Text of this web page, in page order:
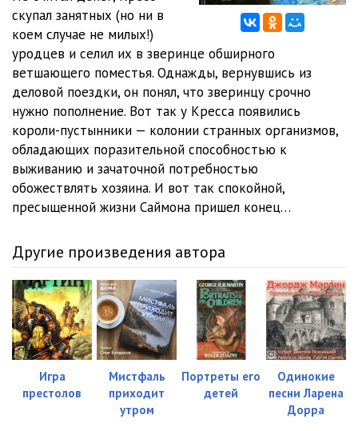
скупал занятных (но ни в
коем случае не милых!)
уродцев и селил их в зверинце обширного
ветшающего поместья. Однажды, вернувшись из
деловой поездки, он понял, что зверинцу срочно
нужно пополнение. Вот так у Кресса появились
короли-пустынники — колонии странных организмов,
обладающих поразительной способностью к
выживанию и зачаточной потребностью
обожествлять хозяина. И вот так спокойной,
пресыщенной жизни Саймона пришел конец…
Другие произведения автора
Игра
престолов
Мистфаль
приходит
утром
Портреты его
детей
Одинокие
песни Ларена
Дорра